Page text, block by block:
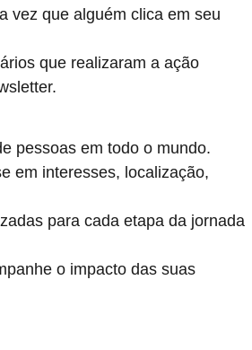
vez que alguém clica em seu
que realizaram a ação
pessoas em todo o mundo.
em interesses, localização,
para cada etapa da jornada
o impacto das suas